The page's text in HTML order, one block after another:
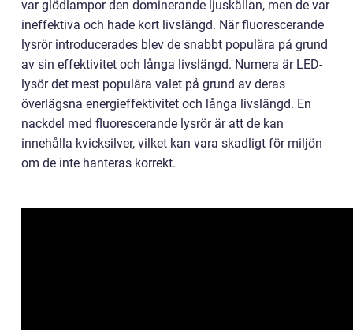
var glödlampor den dominerande ljuskällan, men de var
ineffektiva och hade kort livslängd. När fluorescerande
lysrör introducerades blev de snabbt populära på grund
av sin effektivitet och långa livslängd. Numera är LED-
lysör det mest populära valet på grund av deras
överlägsna energieffektivitet och långa livslängd. En
nackdel med fluorescerande lysrör är att de kan
innehålla kvicksilver, vilket kan vara skadligt för miljön
om de inte hanteras korrekt.